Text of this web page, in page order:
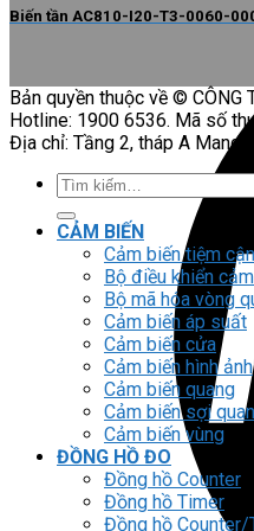
Biến tần AC810-I20-T3-0060-
Bản quyền thuộc về © CÔNG
Hotline: 1900 6536. Mã số
Địa chỉ: Tầng 2, tháp A
Tìm
kiếm:
CẢM BIẾN
Cảm biến tiệm cận
Bộ điều khiển
Bộ mã hóa vòng
Cảm biến áp suất
Cảm biến cửa
Cảm biến hình ảnh
Cảm biến quang
Cảm biến sợi
Cảm biến vùng
ĐỒNG HỒ ĐO
Đồng hồ Counter
Đồng hồ Timer
Đồng hồ Counter/